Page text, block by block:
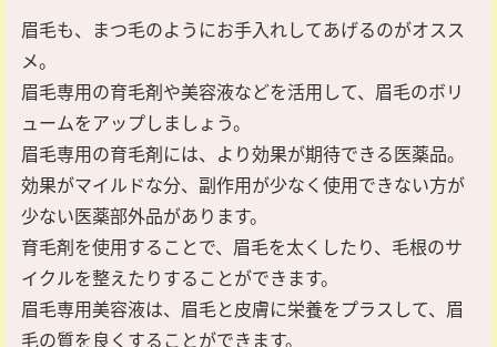
眉毛も、まつ毛のようにお手入れしてあげるのがオスス
メ。
眉毛専用の育毛剤や美容液などを活用して、眉毛のボリ
ュームをアップしましょう。
眉毛専用の育毛剤には、より効果が期待できる医薬品。
効果がマイルドな分、副作用が少なく使用できない方が
少ない医薬部外品があります。
育毛剤を使用することで、眉毛を太くしたり、毛根のサ
イクルを整えたりすることができます。
眉毛専用美容液は、眉毛と皮膚に栄養をプラスして、眉
毛の質を良くすることができます。